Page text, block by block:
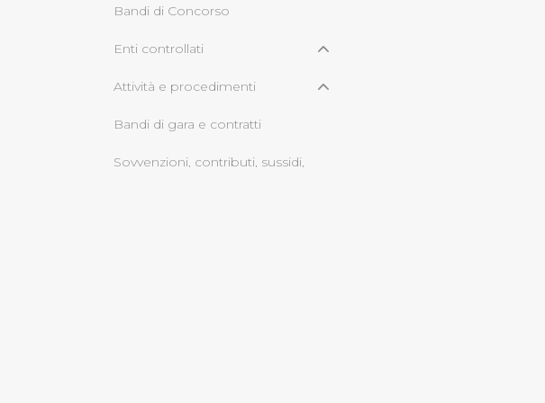
dunque la continuazione della navigazione in
Bandi di Concorso
Enti controllati
Attività e procedimenti
Bandi di gara e contratti
Sovvenzioni, contributi, sussidi,